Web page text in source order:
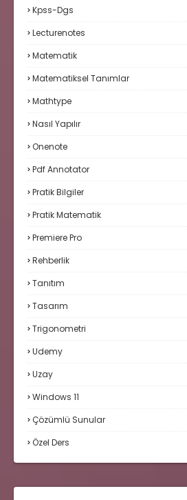
Kpss-Dgs
Lecturenotes
Matematik
Matematiksel Tanımlar
Mathtype
Nasıl Yapılır
Onenote
Pdf Annotator
Pratik Bilgiler
Pratik Matematik
Premiere Pro
Rehberlik
Tanıtım
Tasarım
Trigonometri
Udemy
Uzay
Windows 11
Çözümlü Sunular
Özel Ders